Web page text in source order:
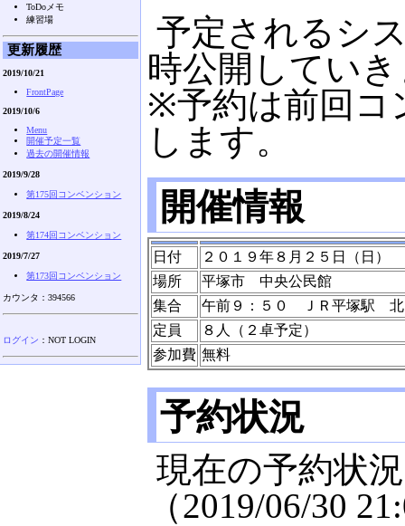
予定されるシ
時公開してい
※予約は前回コ
します。
開催情報
日付
２０１９年８月２５日（日）
場所
平塚市 中央公民館
集合
午前９：５０ ＪＲ平塚駅 北
定員
８人（２卓予定）
参加費 無料
予約状況
現在の予約状
（2019/06/30
ToDoメモ
練習場
更新履歴
2019/10/21
FrontPage
2019/10/6
Menu
開催予定一覧
過去の開催情報
2019/9/28
第175回コンベンション
2019/8/24
第174回コンベンション
2019/7/27
第173回コンベンション
カウンタ：394566
ログイン ：NOT LOGIN